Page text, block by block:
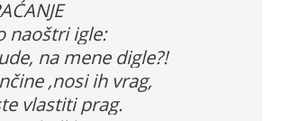
naoštri igle:
na mene digle?!
,nosi ih vrag,
vlastiti prag.